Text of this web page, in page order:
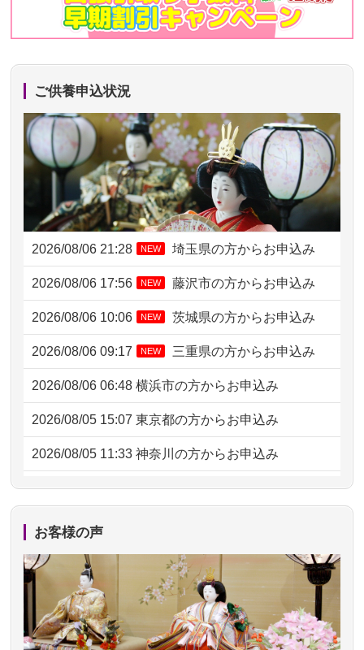
ご供養申込状況
2026/08/06 21:28 NEW 埼玉県の方からお申込み
2026/08/06 17:56 NEW 藤沢市の方からお申込み
2026/08/06 10:06 NEW 茨城県の方からお申込み
2026/08/06 09:17 NEW 三重県の方からお申込み
2026/08/06 06:48 横浜市の方からお申込み
2026/08/05 15:07 東京都の方からお申込み
2026/08/05 11:33 神奈川の方からお申込み
2026/08/04 17:34 西亀有の方からお申込み
2026/08/04 15:40
2026/08/04 14:04 東京都の方からお申込み
2026/08/04 00:38 中野区の方からお申込み
2026/08/03 21:17 愛知県の方からお申込み
お客様の声